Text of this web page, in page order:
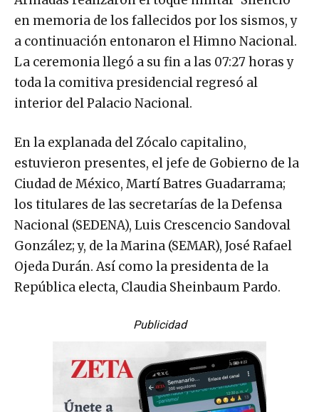
en memoria de los fallecidos por los sismos, y
a continuación entonaron el Himno Nacional.
La ceremonia llegó a su fin a las 07:27 horas y
toda la comitiva presidencial regresó al
interior del Palacio Nacional.
En la explanada del Zócalo capitalino,
estuvieron presentes, el jefe de Gobierno de la
Ciudad de México, Martí Batres Guadarrama;
los titulares de las secretarías de la Defensa
Nacional (SEDENA), Luis Crescencio Sandoval
González; y, de la Marina (SEMAR), José Rafael
Ojeda Durán. Así como la presidenta de la
República electa, Claudia Sheinbaum Pardo.
Publicidad